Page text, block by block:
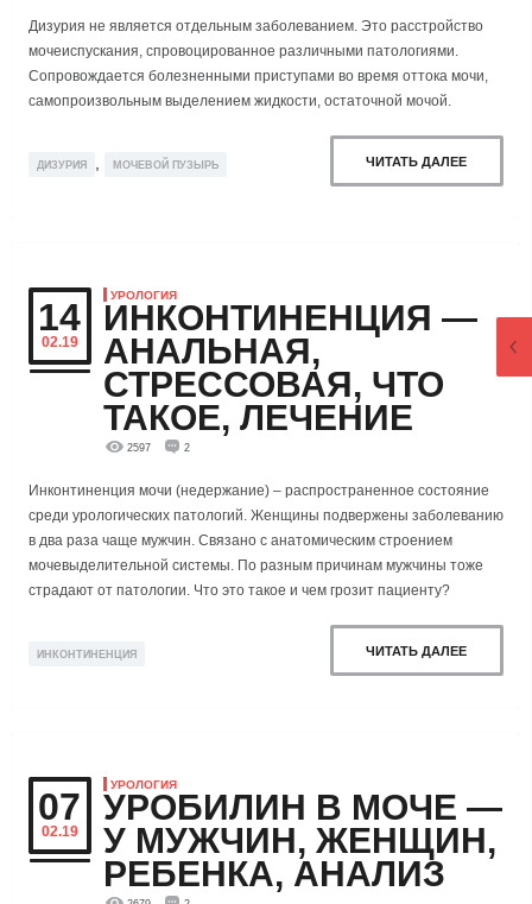
Дизурия не является отдельным заболеванием. Это расстройство
мочеиспускания, спровоцированное различными патологиями.
Сопровождается болезненными приступами во время оттока мочи,
самопроизвольным выделением жидкости, остаточной мочой.
ДИЗУРИЯ МОЧЕВОЙ ПУЗЫРЬ ЧИТАТЬ ДАЛЕЕ
14
02.19
УРОЛОГИЯ
ИНКОНТИНЕНЦИЯ —
АНАЛЬНАЯ,
СТРЕССОВАЯ, ЧТО
ТАКОЕ, ЛЕЧЕНИЕ
2597 2
Инконтиненция мочи (недержание) – распространенное состояние
среди урологических патологий. Женщины подвержены заболеванию
в два раза чаще мужчин. Связано с анатомическим строением
мочевыделительной системы. По разным причинам мужчины тоже
страдают от патологии. Что это такое и чем грозит пациенту?
ИНКОНТИНЕНЦИЯ ЧИТАТЬ ДАЛЕЕ
07
02.19
УРОЛОГИЯ
УРОБИЛИН В МОЧЕ —
У МУЖЧИН, ЖЕНЩИН,
РЕБЕНКА, АНАЛИЗ